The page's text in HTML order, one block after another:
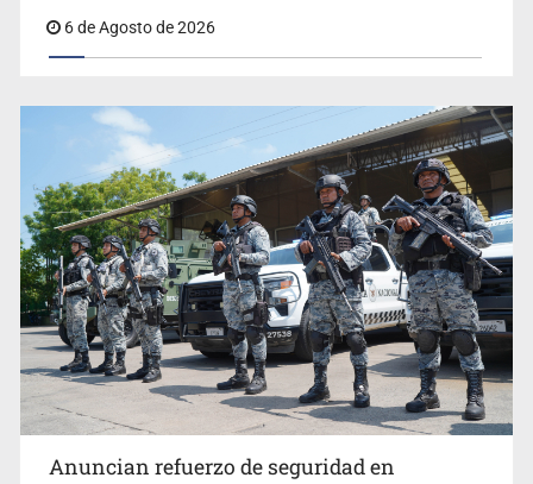
6 de Agosto de 2026
Anuncian refuerzo de seguridad en